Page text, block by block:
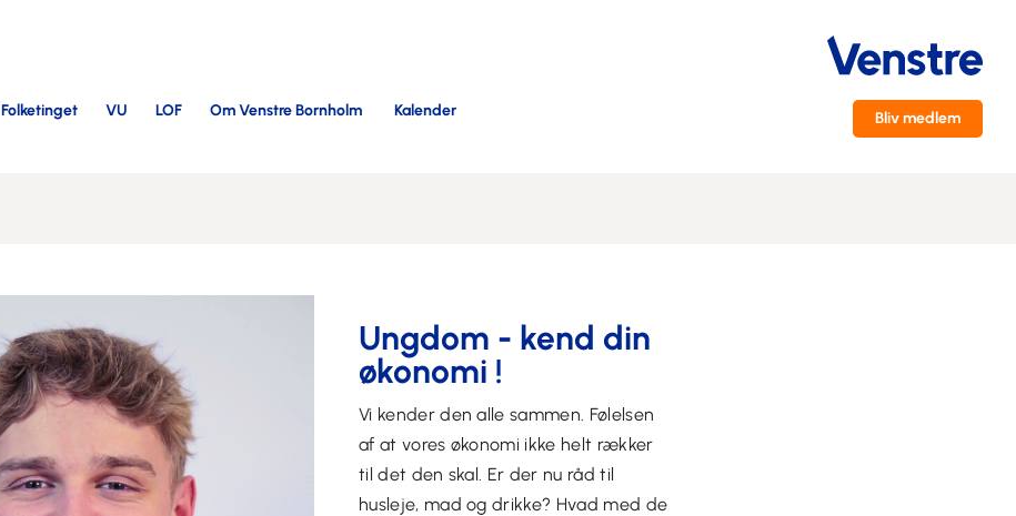
Folketinget VU LOF Om Venstre Bornholm Kalender Bliv medlem
Ungdom - kend din
økonomi !
Vi kender den alle sammen. Følelsen
af at vores økonomi ikke helt rækker
til det den skal. Er der nu råd til
husleje, mad og drikke? Hvad med de